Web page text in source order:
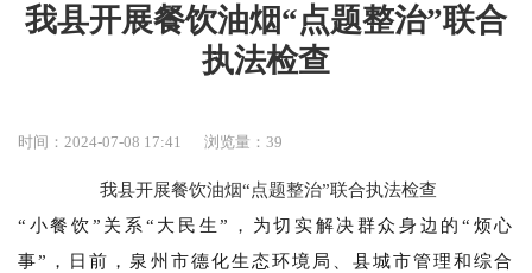
我县开展餐饮油烟“点题整治”联合
执法检查
时间：2024-07-08 17:41 浏览量：39
我县开展餐饮油烟“点题整治”联合执法检查
“小餐饮”关系“大民生”，为切实解决群众身边的“烦心
事”，日前， 泉州市德化生态环境局、 县城市管理和综合